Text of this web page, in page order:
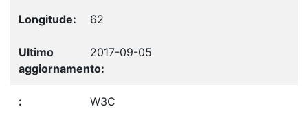
62
2017-09-05
W3C